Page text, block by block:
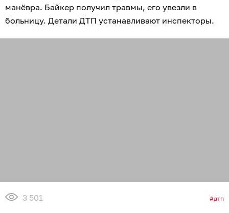
манёвра. Байкер получил травмы, его увезли в
больницу. Детали ДТП устанавливают инспекторы.
3 501 дтп